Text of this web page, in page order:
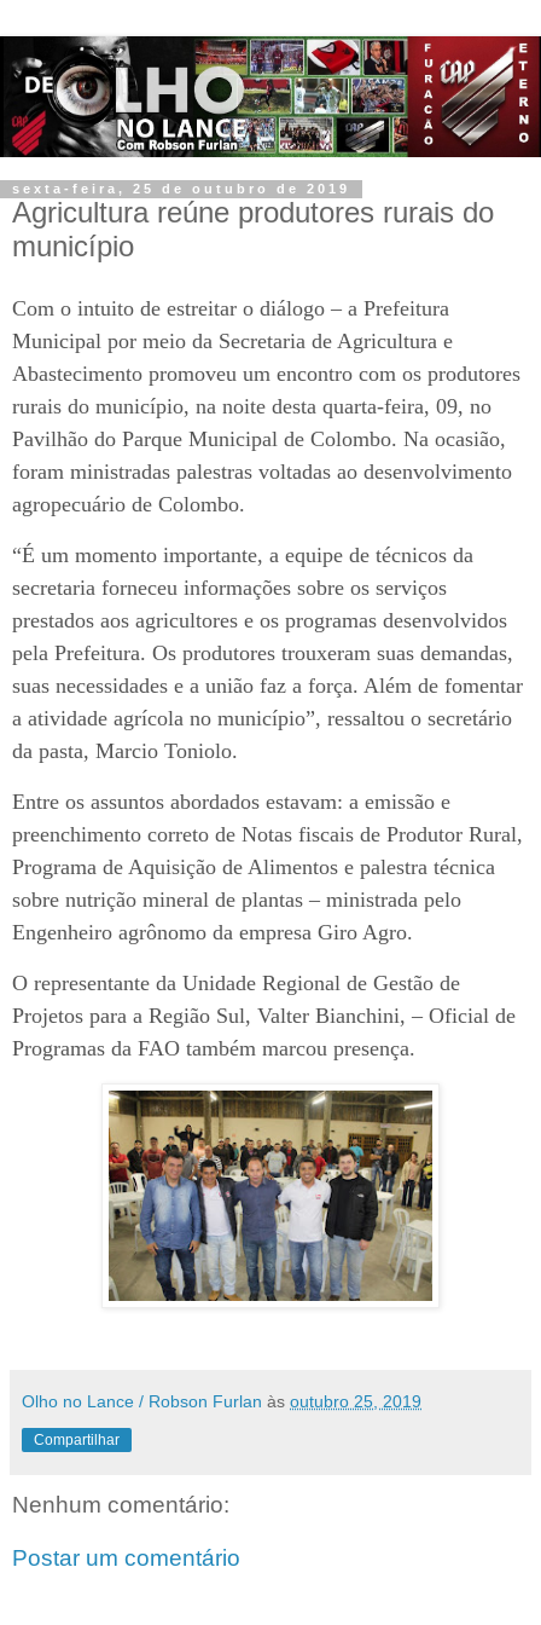
sexta-feira, 25 de outubro de 2019
Agricultura reúne produtores rurais do
município
Com o intuito de estreitar o diálogo – a Prefeitura
Municipal por meio da Secretaria de Agricultura e
Abastecimento promoveu um encontro com os produtores
rurais do município, na noite desta quarta-feira, 09, no
Pavilhão do Parque Municipal de Colombo. Na ocasião,
foram ministradas palestras voltadas ao desenvolvimento
agropecuário de Colombo.
“É um momento importante, a equipe de técnicos da
secretaria forneceu informações sobre os serviços
prestados aos agricultores e os programas desenvolvidos
pela Prefeitura. Os produtores trouxeram suas demandas,
suas necessidades e a união faz a força. Além de fomentar
a atividade agrícola no município”, ressaltou o secretário
da pasta, Marcio Toniolo.
Entre os assuntos abordados estavam: a emissão e
preenchimento correto de Notas fiscais de Produtor Rural,
Programa de Aquisição de Alimentos e palestra técnica
sobre nutrição mineral de plantas – ministrada pelo
Engenheiro agrônomo da empresa Giro Agro.
O representante da Unidade Regional de Gestão de
Projetos para a Região Sul, Valter Bianchini, – Oficial de
Programas da FAO também marcou presença.
Olho no Lance / Robson Furlan às outubro 25, 2019
Compartilhar
Nenhum comentário:
Postar um comentário